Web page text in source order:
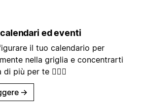
ed eventi
il tuo calendario per
nella griglia e concentrarti
più per te 🏃🏼‍♂️
→